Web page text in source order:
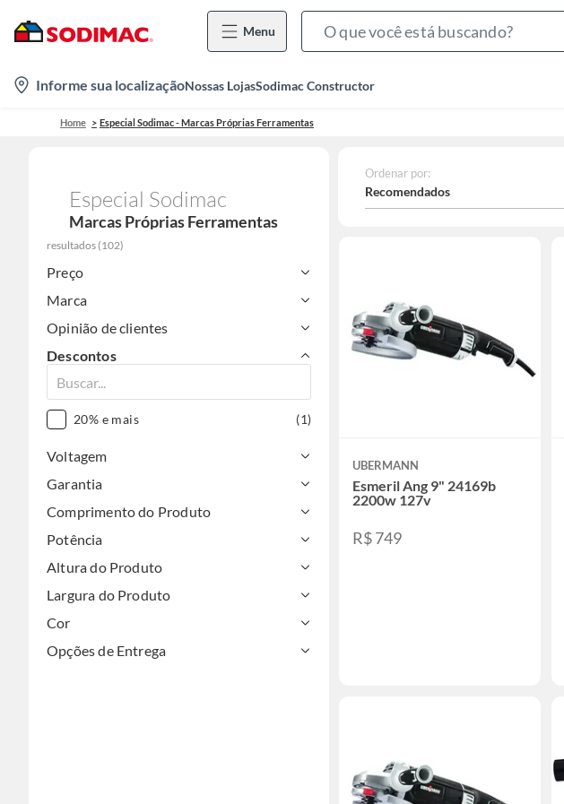
Menu
location-
icon
Informe sua localizaçãoNossas LojasSodimac Constructor
Home Especial Sodimac - Marcas Próprias Ferramentas
Especial Sodimac
Marcas Próprias Ferramentas
resultados (102)
Preço
Marca
Opinião de clientes
Descontos
20% e mais (1)
Voltagem
Garantia
Comprimento do Produto
Potência
Altura do Produto
Largura do Produto
Cor
Opções de Entrega
Ordenar por:
Recomendados
UBERMANN
Esmeril Ang 9" 24169b
2200w 127v
R$ 749